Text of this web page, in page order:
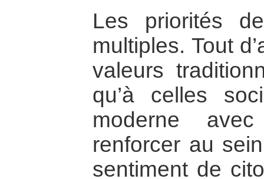
Les priorités
multiples. Tout
valeurs
qu’à celles
moderne
renforcer au
sentiment de